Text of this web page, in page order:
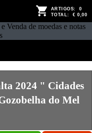
ARTIGOS: 0
TOTAL: € 0,00
2024 " Cidades
do Mel